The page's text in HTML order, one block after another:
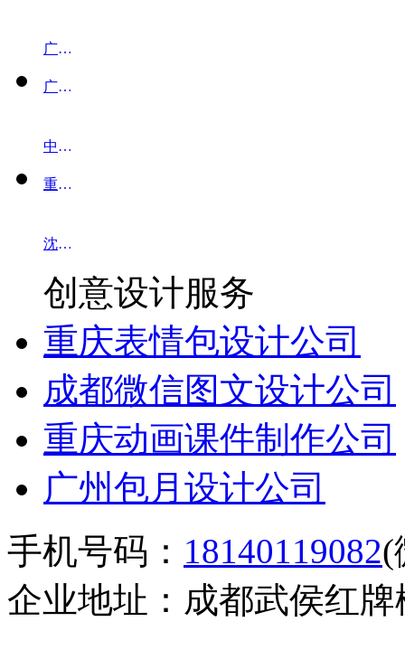
广州H5制作
广州H5制作公司
中秋节H5
重庆H5定制
沈阳H5定制
创意设计服务
重庆表情包设计公司
成都微信图文设计公司
重庆动画课件制作公司
广州包月设计公司
手机号码： 18140119082(
企业地址：成都武侯红